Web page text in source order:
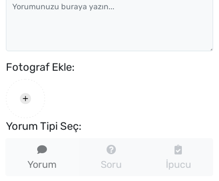
Fotograf Ekle:
Yorum Tipi Seç:
Yorum Soru İpucu